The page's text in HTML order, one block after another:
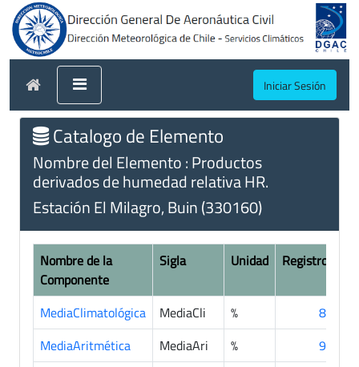
Iniciar Sesión
Catalogo de Elemento
Nombre del Elemento : Productos
derivados de humedad relativa HR.
Estación El Milagro, Buin (330160)
Nombre de la
Componente
Sigla Unidad Registros
MediaClimatológica MediaCli %
85
MediaAritmética
MediaAri %
91